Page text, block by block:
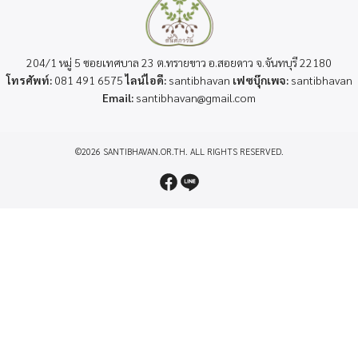
204/1 หมู่ 5 ซอยเทศบาล 23 ต.ทรายขาว อ.สอยดาว จ.จันทบุรี 22180
โทรศัพท์:081 491 6575ไลน์ไอดี: santibhavan เฟซบุ๊กเพจ:santibhavan
Email: santibhavan@gmail.com
©2026 SANTIBHAVAN.OR.TH. ALL RIGHTS RESERVED.